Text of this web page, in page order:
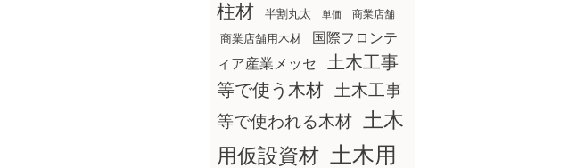
柱材
半割丸太 単価 商業店舗
商業店舗用木材
国際フロンテ
ィア産業メッセ
土木工事
等で使う木材
土木工事
等で使われる木材
土木
用仮設資材 土木用